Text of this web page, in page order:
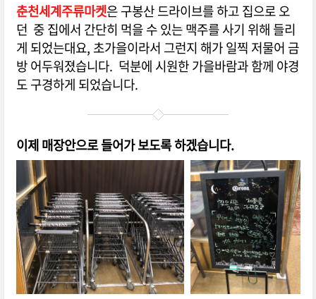
춘천세계주류마켓은 구봉산 드라이브를 하고 집으로 오
던 중 집에서 간단히 먹을 수 있는 맥주를 사기 위해 들리
게 되었는대요, 초가을이라서 그런지 해가 일찍 저물어 금
방 어두워졌습니다. 덕분에 시원한 가을바람과 함께 야경
도 구경하게 되었습니다.
이제 매장안으로 들어가 보도록 하겠습니다.